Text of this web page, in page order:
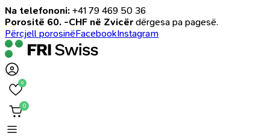
Na telefononi: +41 79 469 50 36
Porositë 60. -CHF në Zvicër dërgesa pa pagesë.
Përcjell porosinëFacebookInstagram
0
0